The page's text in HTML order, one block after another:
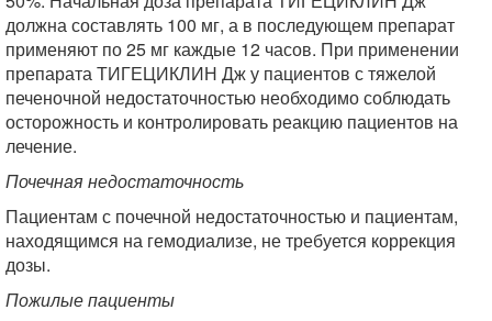
должна составлять 100 мг, а в последующем препарат
применяют по 25 мг каждые 12 часов. При применении
препарата ТИГЕЦИКЛИН Дж у пациентов с тяжелой
печеночной недостаточностью необходимо соблюдать
осторожность и контролировать реакцию пациентов на
лечение.
Почечная недостаточность
Пациентам с почечной недостаточностью и пациентам,
находящимся на гемодиализе, не требуется коррекция
дозы.
Пожилые пациенты